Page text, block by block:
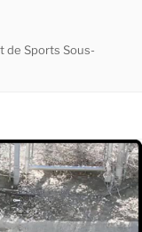
de Sports Sous-